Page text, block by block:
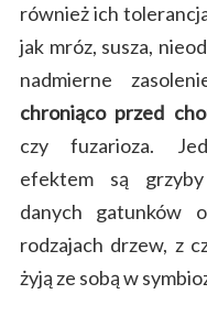
również ich
jak mróz, susza,
nadmierne
chroniąco przed
czy fuzarioza.
efektem są
danych gatunków
rodzajach drzew, z
żyją ze sobą w